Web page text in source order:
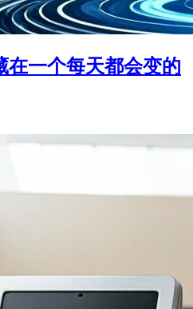
在一个每天都会变的